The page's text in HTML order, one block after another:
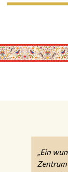
„Ein
Zentrum